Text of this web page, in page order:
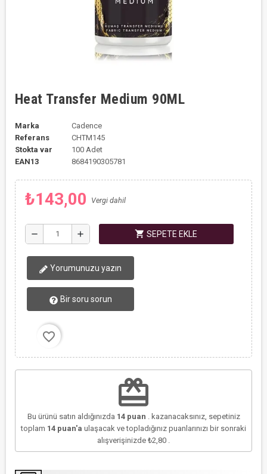
Heat Transfer Medium 90ML
Marka
Cadence
Referans
CHTM145
Stokta var
100 Adet
EAN13
8684190305781
₺143,00 Vergi dahil
remove add shopping_cart SEPETE EKLE
Yorumunuzu yazın
Bir soru sorun
favorite_border
redeem
Bu ürünü satın aldığınızda 14puan . kazanacaksınız, sepetiniz
toplam 14 puan'a ulaşacak ve topladığınız puanlarınızı bir sonraki
alışverişinizde ₺2,80